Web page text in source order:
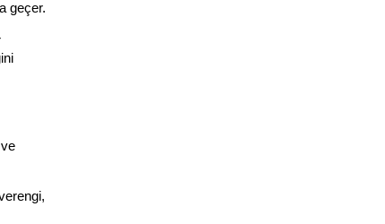
geçer.